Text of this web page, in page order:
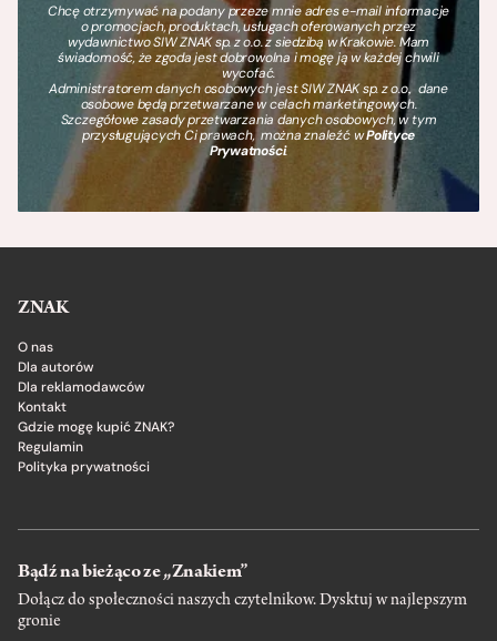
Chcę otrzymywać na podany przeze mnie adres e-mail informacje
o promocjach, produktach, usługach oferowanych przez
wydawnictwo SIW ZNAK sp. z o.o. z siedzibą w Krakowie. Mam
świadomość, że zgoda jest dobrowolna i mogę ją w każdej chwili
wycofać.
Administratorem danych osobowych jest SIW ZNAK sp. z o.o., dane
osobowe będą przetwarzane w celach marketingowych.
Szczegółowe zasady przetwarzania danych osobowych, w tym
przysługujących Ci prawach, można znaleźć wPolityce
Prywatności.
ZNAK
O nas
Dla autorów
Dla reklamodawców
Kontakt
Gdzie mogę kupić ZNAK?
Regulamin
Polityka prywatności
Bądź na bieżąco ze „Znakiem”
Dołącz do społeczności naszych czytelnikow. Dysktuj w najlepszym
gronie